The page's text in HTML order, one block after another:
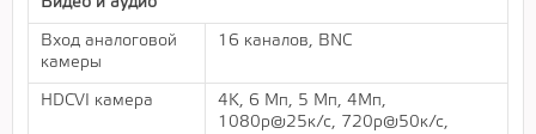
Вход аналоговой
камеры
16 каналов, BNC
HDCVI камера
4K, 6 Мп, 5 Мп, 4Mп,
1080р@25к/с, 720р@50к/с,